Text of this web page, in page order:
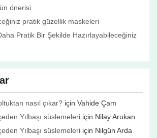
önerisi
pratik güzellik maskeleri
Pratik Bir Şekilde Hazırlayabileceğiniz
nasıl çıkar? içinVahide Çam
Yılbaşı süslemeleri için Nilay Arukan
Yılbaşı süslemeleri için Nilgün Arda